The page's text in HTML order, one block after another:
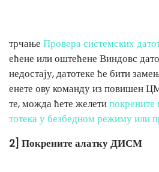
трчање Провера системских
ећене или оштећене Виндовс
недостају, датотеке ће бити
енете ову команду из повишен
те, можда ћете желетипокрените
тотека у безбедном режиму или
2] Покрените алатку ДИСМ